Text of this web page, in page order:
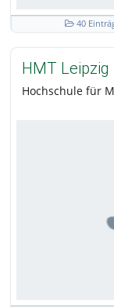
40
HMT Leipzig
Hochschule für